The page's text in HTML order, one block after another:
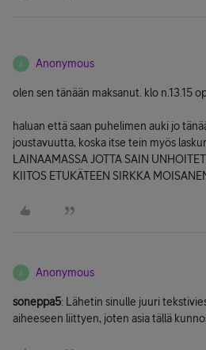
A Anonymous
olen sen tänään maksanut. klo n.13.15
haluan että saan puhelimen auki jo
joustavuutta, koska itse tein myös
LAINAAMASSA JOTTA SAIN
KIITOS ETUKÄTEEN SIRKKA
A Anonymous
soneppa5: Lähetin sinulle juuri
aiheeseen liittyen, joten asia tällä